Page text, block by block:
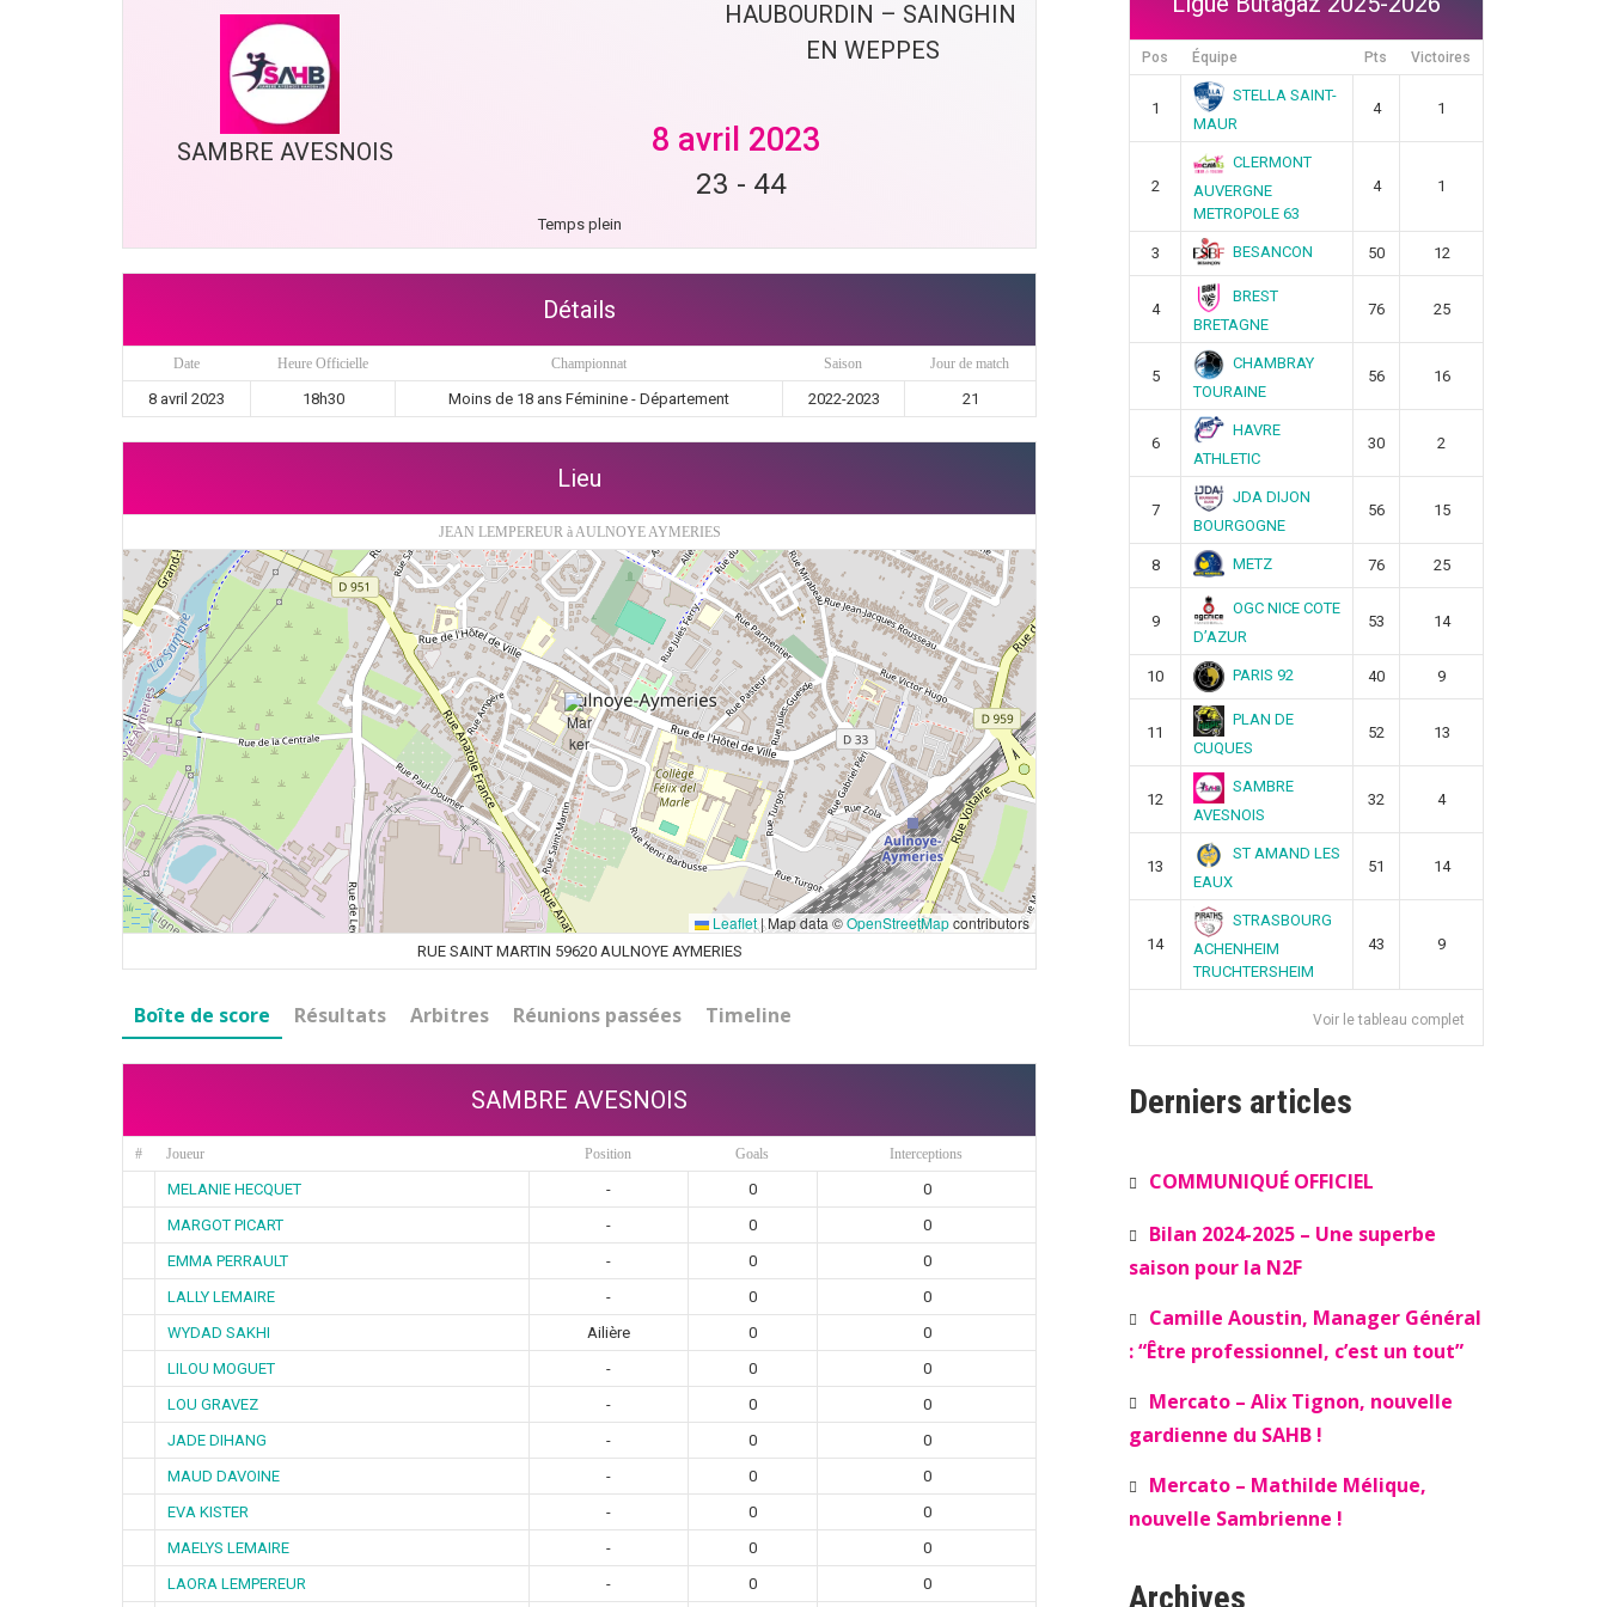
SAMBRE AVESNOIS
HAUBOURDIN – SAINGHIN
EN WEPPES
8 avril 2023
23 - 44
Temps plein
Détails
Date Heure Officielle Championnat Saison Jour de match
8 avril 2023 18h30 Moins de 18 ans Féminine - Département 2022-2023 21
Lieu
JEAN LEMPEREUR à AULNOYE AYMERIES
Leaflet |Map data ©OpenStreetMapcontributors
RUE SAINT MARTIN 59620 AULNOYE AYMERIES
Boîte de score Résultats Arbitres Réunions passées Timeline
SAMBRE AVESNOIS
# Joueur Position Goals Interceptions
MELANIE HECQUET - 0
0
MARGOT PICART
- 0
0
EMMA PERRAULT
- 0
0
LALLY LEMAIRE
- 0
0
WYDAD SAKHI
Ailière 0
0
LILOU MOGUET
- 0
0
LOU GRAVEZ
- 0
0
JADE DIHANG
- 0
0
MAUD DAVOINE
- 0
0
EVA KISTER
- 0
0
MAELYS LEMAIRE
- 0
0
LAORA LEMPEREUR
- 0
0
Pos Équipe Pts Victoires
1
STELLA SAINT-
MAUR
4 1
2
CLERMONT
AUVERGNE
METROPOLE 63
4 1
3 BESANCON 50 12
4
BREST
BRETAGNE
76 25
5
CHAMBRAY
TOURAINE
56 16
6
HAVRE
ATHLETIC
30 2
7
JDA DIJON
BOURGOGNE
56 15
8 METZ 76 25
9
OGC NICE COTE
D’AZUR
53 14
10 PARIS 92 40 9
11
PLAN DE
CUQUES
52 13
12
SAMBRE
AVESNOIS
32 4
13
ST AMAND LES
EAUX
51 14
14
STRASBOURG
ACHENHEIM
TRUCHTERSHEIM
43 9
Voir le tableau complet
Derniers articles
COMMUNIQUÉ OFFICIEL
Bilan 2024-2025 – Une superbe
saison pour la N2F
Camille Aoustin, Manager Général
: “Être professionnel, c’est un tout”
Mercato – Alix Tignon, nouvelle
gardienne du SAHB !
Mercato – Mathilde Mélique,
nouvelle Sambrienne !
Archives